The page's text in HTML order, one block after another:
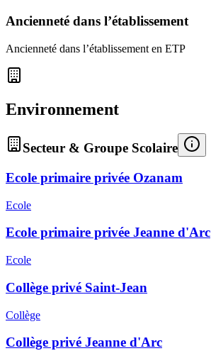
Ancienneté dans l’établissement
Ancienneté dans l’établissement en ETP
Environnement
Secteur & Groupe Scolaire
Ecole primaire privée Ozanam
Ecole
Ecole primaire privée Jeanne d'Arc
Ecole
Collège privé Saint-Jean
Collège
Collège privé Jeanne d'Arc